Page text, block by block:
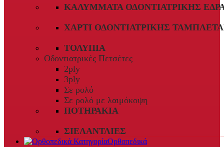
ΚΑΛΎΜΜΑΤΑ ΟΔΟΝΤΙΑΤΡΙΚΉΣ
ΧΑΡΤΊ ΟΔΟΝΤΙΑΤΡΙΚΉΣ
ΤΟΛΎΠΙΑ
Οδοντιατρικές Πετσέτες
2ply
3ply
Σε ρολό
Σε ρολό με λαιμόκοψη
ΠΟΤΗΡΆΚΙΑ
ΣΙΕΛΑΝΤΛΊΕΣ
Ορθοπεδικά